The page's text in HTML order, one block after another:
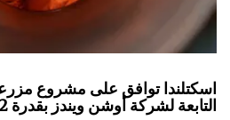
اسكتلندا توافق على مشروع مزرعة
التابعة لشركة أوشن ويندز بقدرة 2 جيجاواط